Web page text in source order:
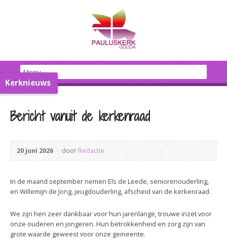
Kerknieuws
Bericht vanuit de kerkenraad
20 juni 2026 doorRedactie
In de maand september nemen Els de Leede, seniorenouderling,
en Willemijn de Jong, jeugdouderling, afscheid van de kerkenraad.
We zijn hen zeer dankbaar voor hun jarenlange, trouwe inzet voor
onze ouderen en jongeren. Hun betrokkenheid en zorg zijn van
grote waarde geweest voor onze gemeente.